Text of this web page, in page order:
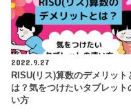
2022.9.27
RISU(リス)算数のデメリット
は？気をつけたいタブレット
い方